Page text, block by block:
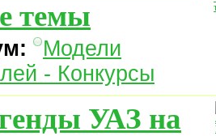
темы
Модели
- Конкурсы
УАЗ на